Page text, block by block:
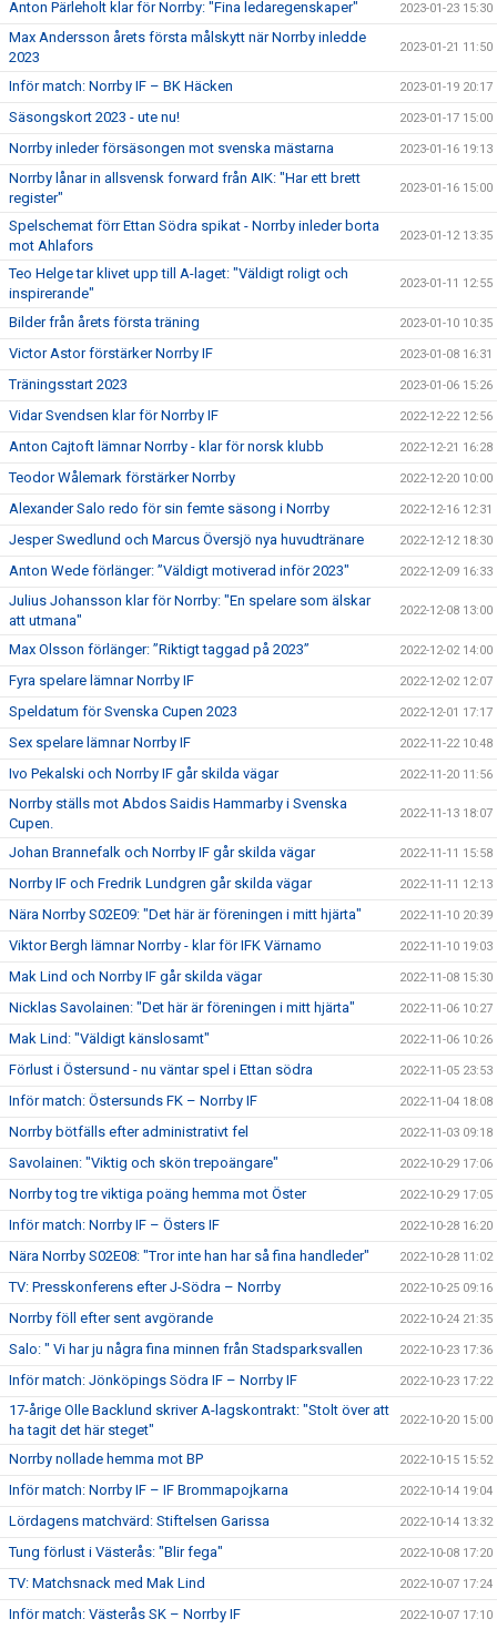
Anton Pärleholt klar för Norrby: "Fina ledaregenskaper" 2023-01-23 15:30
Max Andersson årets första målskytt när Norrby inledde
2023
2023-01-21 11:50
Inför match: Norrby IF – BK Häcken 2023-01-19 20:17
Säsongskort 2023 - ute nu! 2023-01-17 15:00
Norrby inleder försäsongen mot svenska mästarna 2023-01-16 19:13
Norrby lånar in allsvensk forward från AIK: "Har ett brett
register"
2023-01-16 15:00
Spelschemat förr Ettan Södra spikat - Norrby inleder borta
mot Ahlafors
2023-01-12 13:35
Teo Helge tar klivet upp till A-laget: "Väldigt roligt och
inspirerande"
2023-01-11 12:55
Bilder från årets första träning 2023-01-10 10:35
Victor Astor förstärker Norrby IF 2023-01-08 16:31
Träningsstart 2023 2023-01-06 15:26
Vidar Svendsen klar för Norrby IF 2022-12-22 12:56
Anton Cajtoft lämnar Norrby - klar för norsk klubb 2022-12-21 16:28
Teodor Wålemark förstärker Norrby 2022-12-20 10:00
Alexander Salo redo för sin femte säsong i Norrby 2022-12-16 12:31
Jesper Swedlund och Marcus Översjö nya huvudtränare 2022-12-12 18:30
Anton Wede förlänger: ”Väldigt motiverad inför 2023" 2022-12-09 16:33
Julius Johansson klar för Norrby: "En spelare som älskar
att utmana"
2022-12-08 13:00
Max Olsson förlänger: ”Riktigt taggad på 2023” 2022-12-02 14:00
Fyra spelare lämnar Norrby IF 2022-12-02 12:07
Speldatum för Svenska Cupen 2023 2022-12-01 17:17
Sex spelare lämnar Norrby IF 2022-11-22 10:48
Ivo Pekalski och Norrby IF går skilda vägar 2022-11-20 11:56
Norrby ställs mot Abdos Saidis Hammarby i Svenska
Cupen.
2022-11-13 18:07
Johan Brannefalk och Norrby IF går skilda vägar 2022-11-11 15:58
Norrby IF och Fredrik Lundgren går skilda vägar 2022-11-11 12:13
Nära Norrby S02E09: "Det här är föreningen i mitt hjärta" 2022-11-10 20:39
Viktor Bergh lämnar Norrby - klar för IFK Värnamo 2022-11-10 19:03
Mak Lind och Norrby IF går skilda vägar 2022-11-08 15:30
Nicklas Savolainen: "Det här är föreningen i mitt hjärta" 2022-11-06 10:27
Mak Lind: "Väldigt känslosamt" 2022-11-06 10:26
Förlust i Östersund - nu väntar spel i Ettan södra 2022-11-05 23:53
Inför match: Östersunds FK – Norrby IF 2022-11-04 18:08
Norrby bötfälls efter administrativt fel 2022-11-03 09:18
Savolainen: "Viktig och skön trepoängare" 2022-10-29 17:06
Norrby tog tre viktiga poäng hemma mot Öster 2022-10-29 17:05
Inför match: Norrby IF – Östers IF 2022-10-28 16:20
Nära Norrby S02E08: "Tror inte han har så fina handleder" 2022-10-28 11:02
TV: Presskonferens efter J-Södra – Norrby 2022-10-25 09:16
Norrby föll efter sent avgörande 2022-10-24 21:35
Salo: " Vi har ju några fina minnen från Stadsparksvallen 2022-10-23 17:36
Inför match: Jönköpings Södra IF – Norrby IF 2022-10-23 17:22
17-årige Olle Backlund skriver A-lagskontrakt: "Stolt över att
ha tagit det här steget"
2022-10-20 15:00
Norrby nollade hemma mot BP 2022-10-15 15:52
Inför match: Norrby IF – IF Brommapojkarna 2022-10-14 19:04
Lördagens matchvärd: Stiftelsen Garissa 2022-10-14 13:32
Tung förlust i Västerås: "Blir fega" 2022-10-08 17:20
TV: Matchsnack med Mak Lind 2022-10-07 17:24
Inför match: Västerås SK – Norrby IF 2022-10-07 17:10